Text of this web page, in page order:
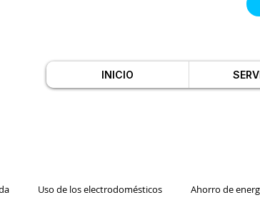
INICIO
Uso de los electrodomésticos Ahorro de